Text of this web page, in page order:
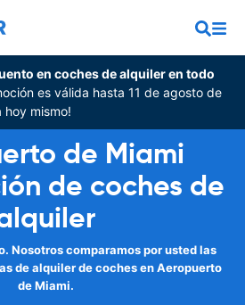
en coches de alquiler en todo
es válida hasta 11 de agosto de
hoy mismo!
de Miami
de coches de
Nosotros comparamos por usted las
de alquiler de coches en Aeropuerto
de Miami.